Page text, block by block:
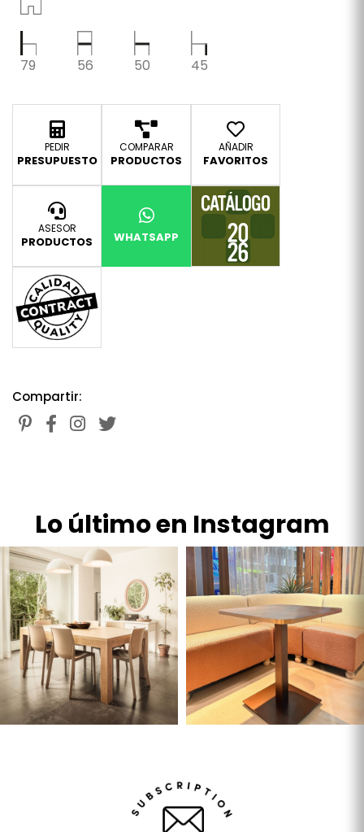
79 56 50 45
PEDIR
PRESUPUESTO
COMPARAR
PRODUCTOS
AÑADIR
FAVORITOS
ASESOR
PRODUCTOS WHATSAPP
Compartir:
Lo último en Instagram